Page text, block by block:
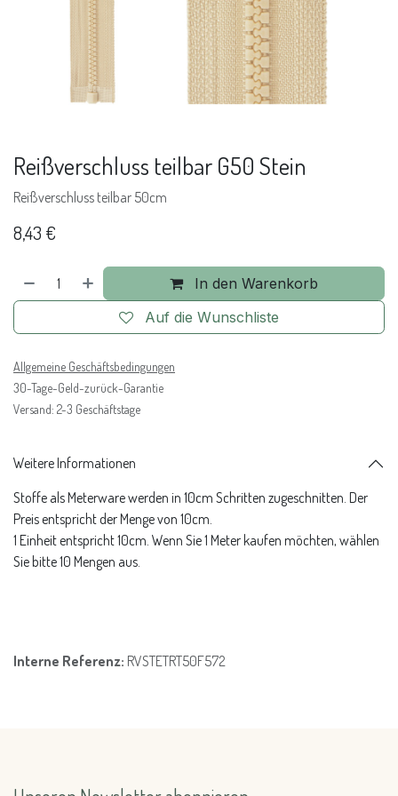
Reißverschluss teilbar G50 Stein
Reißverschluss teilbar 50cm
8,43 €
In den Warenkorb
Auf die Wunschliste
Allgemeine Geschäftsbedingungen
30-Tage-Geld-zurück-Garantie
Versand: 2-3 Geschäftstage
Weitere Informationen
Stoffe als Meterware werden in 10cm Schritten zugeschnitten. Der
Preis entspricht der Menge von 10cm.
1 Einheit entspricht 10cm. Wenn Sie 1 Meter kaufen möchten, wählen
Sie bitte 10 Mengen aus.
Interne Referenz: RVSTETRT50F572